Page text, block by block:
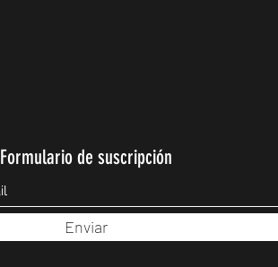
Formulario de suscripción
Enviar